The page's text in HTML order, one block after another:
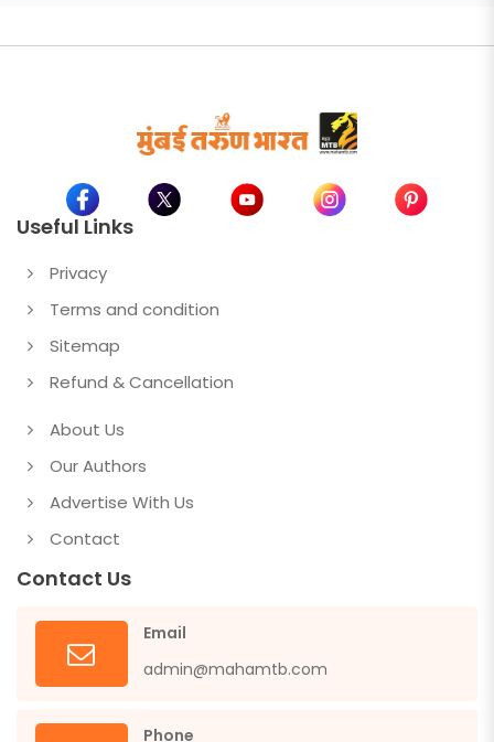
Useful Links
Privacy
Terms and condition
Sitemap
Refund & Cancellation
About Us
Our Authors
Advertise With Us
Contact
Contact Us
Email
admin@mahamtb.com
Phone